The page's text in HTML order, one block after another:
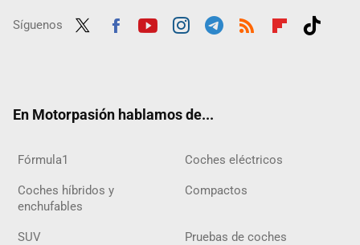
Síguenos
En Motorpasión hablamos de...
Fórmula1 Coches eléctricos
Coches híbridos y
enchufables
Compactos
SUV Pruebas de coches